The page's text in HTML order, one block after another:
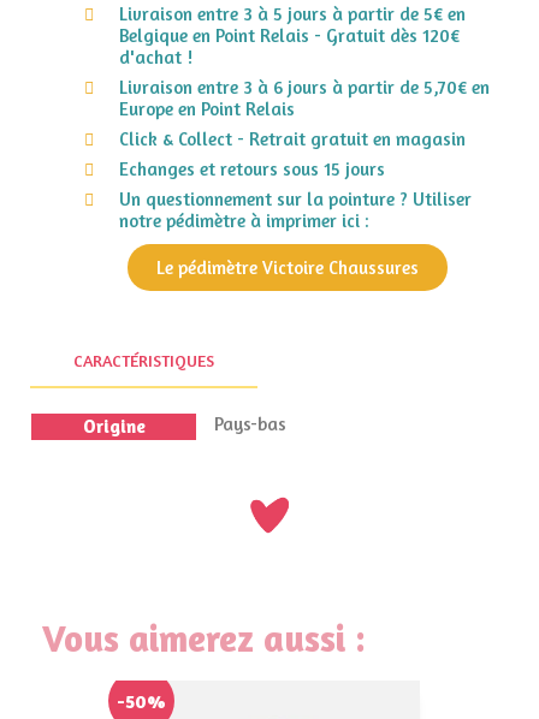
Livraison entre 3 à 5 jours à partir de 5€ en
Belgique en Point Relais - Gratuit dès 120€
d'achat !
Livraison entre 3 à 6 jours à partir de 5,70€ en
Europe en Point Relais
Click & Collect - Retrait gratuit en magasin
Echanges et retours sous 15 jours
Un questionnement sur la pointure ? Utiliser
notre pédimètre à imprimer ici :
Le pédimètre Victoire Chaussures
CARACTÉRISTIQUES
Origine Pays-bas
Vous aimerez aussi :
-50%